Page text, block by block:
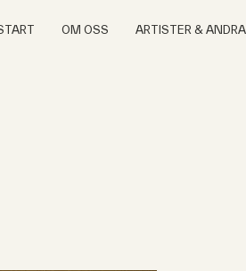
OM OSS ARTISTER &